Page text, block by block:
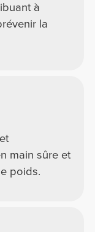
à
la
main sûre et
poids.